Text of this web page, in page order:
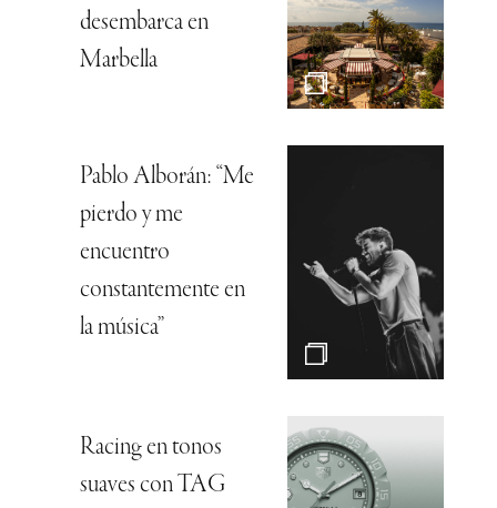
desembarca en
Marbella
Pablo Alborán: “Me
pierdo y me
encuentro
constantemente en
la música”
Racing en tonos
suaves con TAG